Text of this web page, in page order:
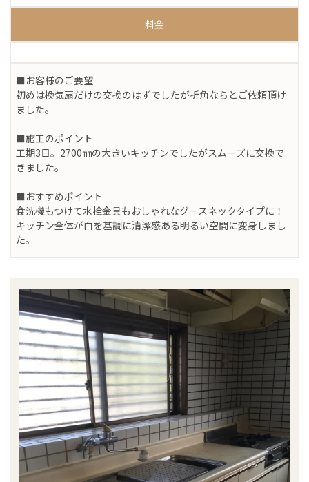
料金
■お客様のご要望
初めは換気扇だけの交換のはずでしたが折角ならとご依頼頂け
ました。
■施工のポイント
工期3日。2700㎜の大きいキッチンでしたがスムーズに交換で
きました。
■おすすめポイント
食洗機もつけて水栓金具もおしゃれなグースネックタイプに！
キッチン全体が白を基調に清潔感ある明るい空間に変身しまし
た。